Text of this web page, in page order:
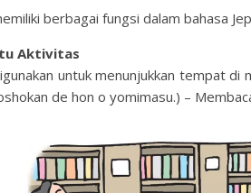
berbagai fungsi dalam bahasa
Aktivitas
untuk menunjukkan tempat
de hon o yomimasu.) –